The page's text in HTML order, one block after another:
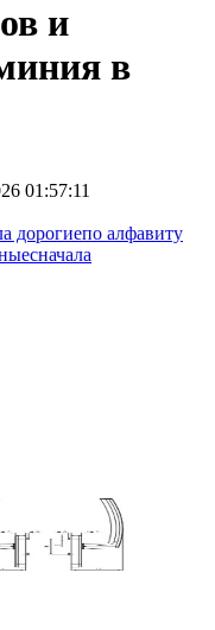
и
в
01:57:11
дорогиепо алфавиту
cначала